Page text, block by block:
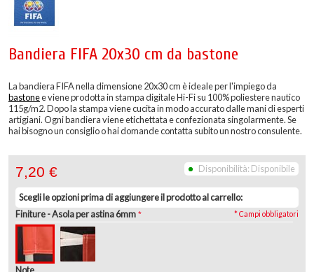
Bandiera FIFA 20x30 cm da bastone
La bandiera FIFA nella dimensione 20x30 cm è ideale per l'impiego da
bastonee viene prodotta in stampa digitale Hi-Fi su 100% poliestere nautico
115g/m2. Dopo la stampa viene cucita in modo accurato dalle mani di esperti
artigiani. Ogni bandiera viene etichettata e confezionata singolarmente. Se
hai bisogno un consiglio o hai domande contatta subito un nostro consulente.
Disponibilità: Disponibile
7,20 €
Scegli le opzioni prima di aggiungere il prodotto al carrello:
Finiture- Asola per astina 6mm * Campi obbligatori